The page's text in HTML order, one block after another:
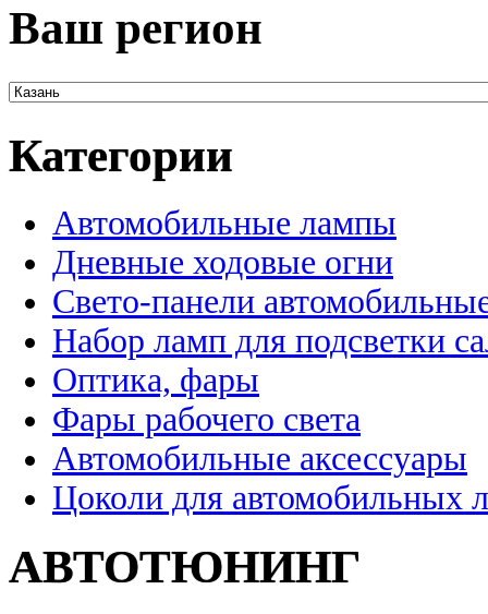
Ваш регион
Категории
Автомобильные лампы
Дневные ходовые огни
Свето-панели
Набор ламп для подсветки
Оптика, фары
Фары рабочего света
Автомобильные аксессуары
Цоколи для автомобильных
АВТОТЮНИНГ